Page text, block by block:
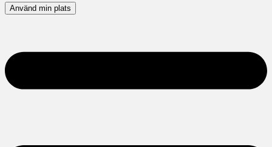
Använd min plats